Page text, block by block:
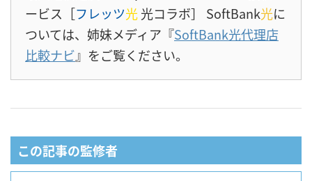
ービス［フレッツ光光コラボ］ SoftBank光に
ついては、姉妹メディア『SoftBank光代理店
比較ナビ』をご覧ください。
この記事の監修者